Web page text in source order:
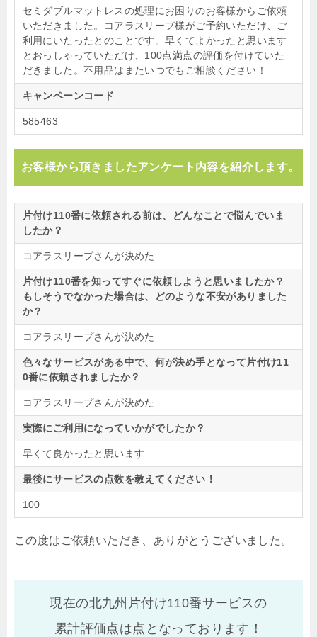
セミダブルマットレスの処理にお困りのお客様からご依頼
いただきました。コアラスリープ様がご予約いただけ、ご
利用にいたったとのことです。早くてよかったと思います
とおっしゃっていただけ、100点満点の評価を付けていた
だきました。不用品はまたいつでもご相談ください！
キャンペーンコード
585463
お客様から頂きましたアンケート内容を紹介します。
片付け110番に依頼される前は、どんなことで悩んでいま
したか？
コアラスリープさんが決めた
片付け110番を知ってすぐに依頼しようと思いましたか？
もしそうでなかった場合は、どのような不安がありました
か？
コアラスリープさんが決めた
色々なサービスがある中で、何が決め手となって片付け11
0番に依頼されましたか？
コアラスリープさんが決めた
実際にご利用になっていかがでしたか？
早くて良かったと思います
最後にサービスの点数を教えてください！
100
この度はご依頼いただき、ありがとうございました。
現在の北九州片付け110番サービスの
累計評価点は点となっております！